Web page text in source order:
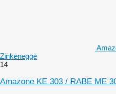
Zinkenegge
14
Amazone KE 303 / RABE ME